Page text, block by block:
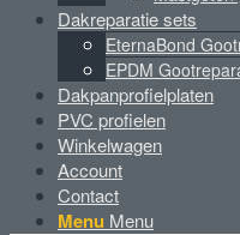
Dakreparatie sets
EternaBond
EPDM
Dakpanprofielplaten
PVC profielen
Winkelwagen
Account
Contact
Menu Menu